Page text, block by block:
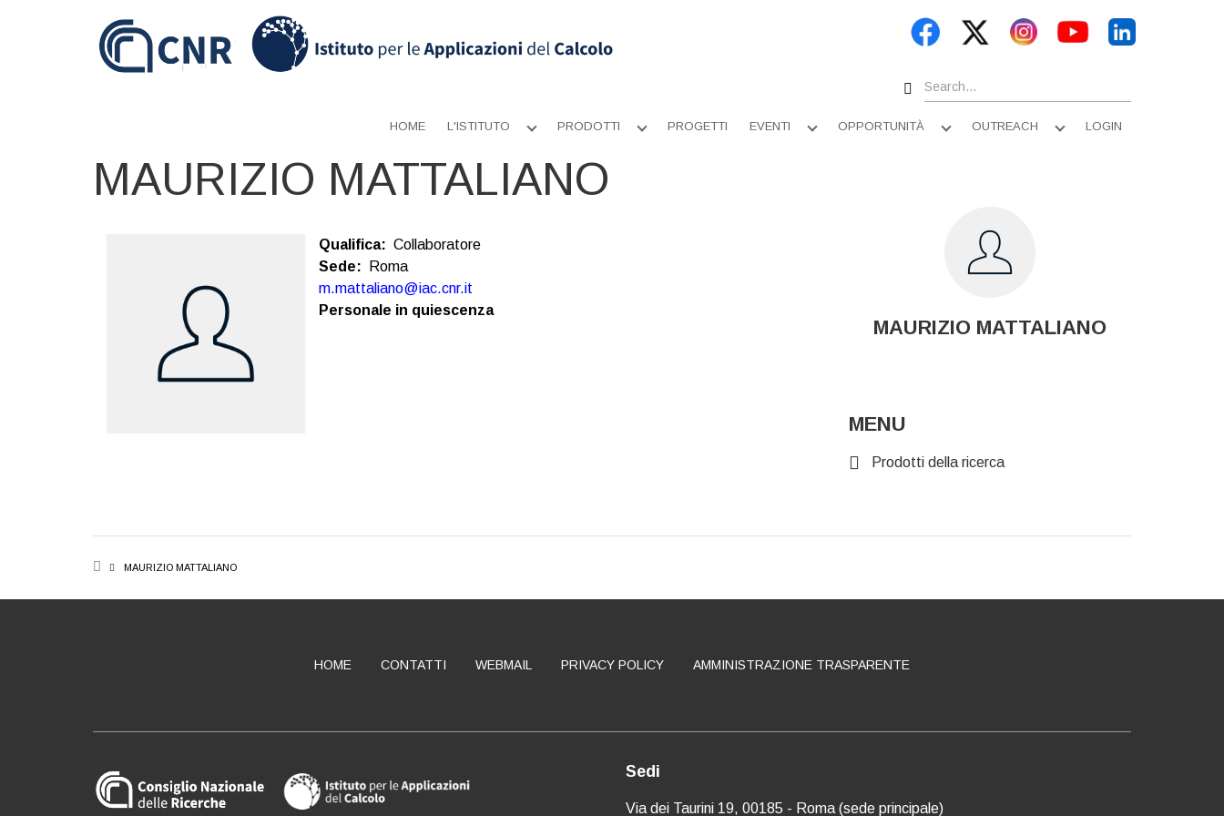
Search
HOME L'ISTITUTO
Apri
PRODOTTI
Apri
PROGETTI EVENTI
Apri
OPPORTUNITÀ
Apri
OUTREACH
Apri
LOGIN
MAURIZIO MATTALIANO
Qualifica
Collaboratore
Sede
Roma
m.mattaliano@iac.cnr.it
Personale in quiescenza
MAURIZIO MATTALIANO
MENU
Prodotti della ricerca
BREADCRUMB
MAURIZIO MATTALIANO
HOME CONTATTI WEBMAIL PRIVACY POLICY AMMINISTRAZIONE TRASPARENTE
Sedi
Via dei Taurini 19, 00185 - Roma (sede principale)